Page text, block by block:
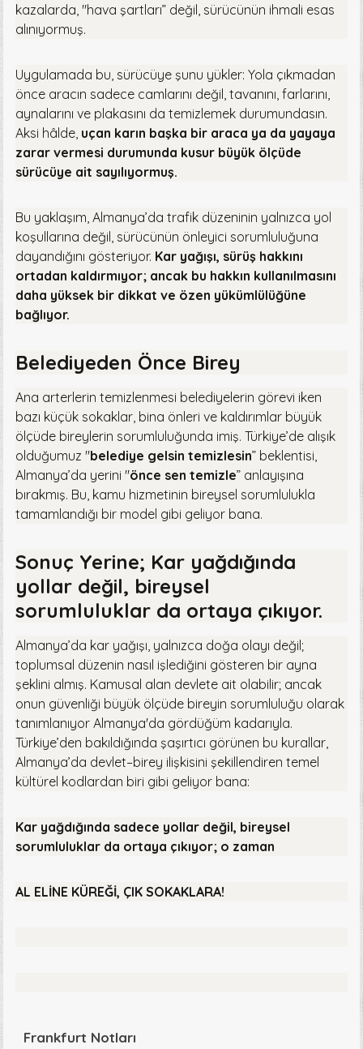
kazalarda, "hava şartları” değil, sürücünün ihmali esas
alınıyormuş.
Uygulamada bu, sürücüye şunu yükler: Yola çıkmadan
önce aracın sadece camlarını değil, tavanını, farlarını,
aynalarını ve plakasını da temizlemek durumundasın.
Aksi hâlde, uçan karın başka bir araca ya da yayaya
zarar vermesi durumunda kusur büyük ölçüde
sürücüye ait sayılıyormuş.
Bu yaklaşım, Almanya’da trafik düzeninin yalnızca yol
koşullarına değil, sürücünün önleyici sorumluluğuna
dayandığını gösteriyor. Kar yağışı, sürüş hakkını
ortadan kaldırmıyor; ancak bu hakkın kullanılmasını
daha yüksek bir dikkat ve özen yükümlülüğüne
bağlıyor.
Belediyeden Önce Birey
Ana arterlerin temizlenmesi belediyelerin görevi iken
bazı küçük sokaklar, bina önleri ve kaldırımlar büyük
ölçüde bireylerin sorumluluğunda imiş. Türkiye’de alışık
olduğumuz "belediye gelsin temizlesin” beklentisi,
Almanya’da yerini "önce sen temizle” anlayışına
bırakmış. Bu, kamu hizmetinin bireysel sorumlulukla
tamamlandığı bir model gibi geliyor bana.
Sonuç Yerine; Kar yağdığında
yollar değil, bireysel
sorumluluklar da ortaya çıkıyor.
Almanya’da kar yağışı, yalnızca doğa olayı değil;
toplumsal düzenin nasıl işlediğini gösteren bir ayna
şeklini almış. Kamusal alan devlete ait olabilir; ancak
onun güvenliği büyük ölçüde bireyin sorumluluğu olarak
tanımlanıyor Almanya'da gördüğüm kadarıyla.
Türkiye’den bakıldığında şaşırtıcı görünen bu kurallar,
Almanya’da devlet–birey ilişkisini şekillendiren temel
kültürel kodlardan biri gibi geliyor bana:
Kar yağdığında sadece yollar değil, bireysel
sorumluluklar da ortaya çıkıyor; o zaman
AL ELİNE KÜREĞİ, ÇIK SOKAKLARA!
Frankfurt Notları